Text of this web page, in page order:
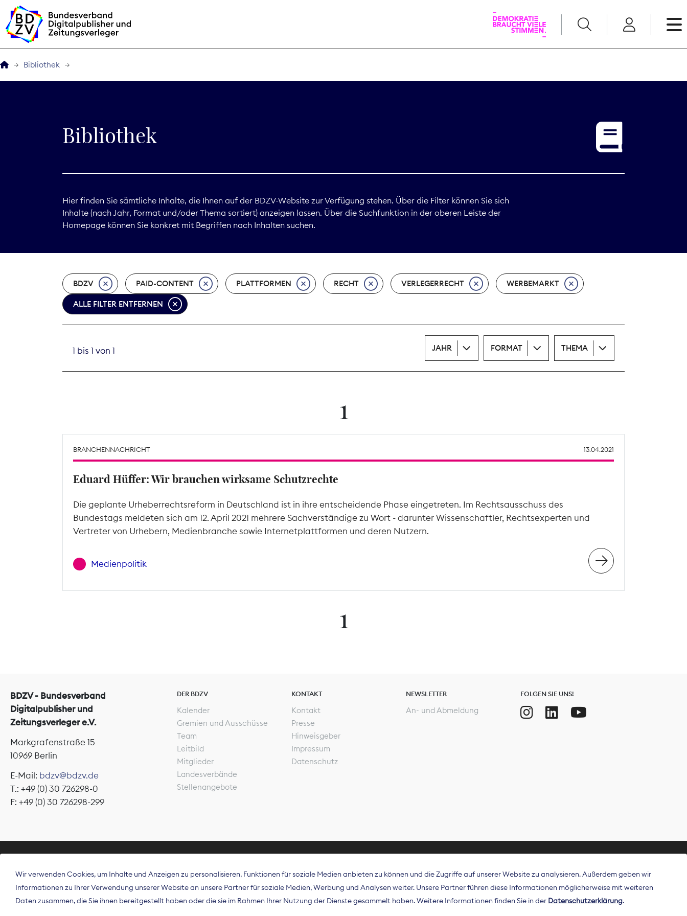
BDZVplus GmbH
Service
Print
Bibliothek
Bibliothek
Hier finden Sie sämtliche Inhalte, die Ihnen auf der BDZV-Website zur Verfügung stehen. Über die Filter können Sie sich
Inhalte (nach Jahr, Format und/oder Thema sortiert) anzeigen lassen. Über die Suchfunktion in der oberen Leiste der
Homepage können Sie konkret mit Begriffen nach Inhalten suchen.
BDZV PAID-CONTENT PLATTFORMEN RECHT VERLEGERRECHT WERBEMARKT
ALLE FILTER ENTFERNEN
1 bis 1 von 1 JAHR FORMAT THEMA
1
BRANCHENNACHRICHT 13.04.2021
Eduard Hüffer: Wir brauchen wirksame Schutzrechte
Die geplante Urheberrechtsreform in Deutschland ist in ihre entscheidende Phase eingetreten. Im Rechtsausschuss des
Bundestags meldeten sich am 12. April 2021 mehrere Sachverständige zu Wort - darunter Wissenschaftler, Rechtsexperten und
Vertreter von Urhebern, Medienbranche sowie Internetplattformen und deren Nutzern.
Medienpolitik
1
BDZV - Bundesverband
Digitalpublisher und
Zeitungsverleger e.V.
Markgrafenstraße 15
10969 Berlin
E-Mail: bdzv@bdzv.de
T.: +49 (0) 30 726298-0
F: +49 (0) 30 726298-299
DER BDZV
Kalender
Gremien und Ausschüsse
Team
Leitbild
Mitglieder
Landesverbände
Stellenangebote
KONTAKT
Kontakt
Presse
Hinweisgeber
Impressum
Datenschutz
NEWSLETTER
An- und Abmeldung
FOLGEN SIE UNS!
Der Bundesverband Digitalpublisher und Zeitungsverleger (BDZV) vertritt als
Spitzenorganisation die Interessen der Zeitungsverlage und digitalen Publisher in
Deutschland und auf EU-Ebene.
Wir verwenden Cookies, um Inhalte und Anzeigen zu personalisieren, Funktionen für soziale Medien anbieten zu können und die Zugriffe auf unserer Website zu analysieren. Außerdem geben wir
Informationen zu Ihrer Verwendung unserer Website an unsere Partner für soziale Medien, Werbung und Analysen weiter. Unsere Partner führen diese Informationen möglicherweise mit weiteren
Daten zusammen, die Sie ihnen bereitgestellt haben oder die sie im Rahmen Ihrer Nutzung der Dienste gesammelt haben. Weitere Informationen finden Sie in der Datenschutzerklärung.